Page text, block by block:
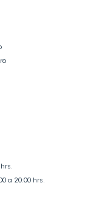
a 20:00 hrs.